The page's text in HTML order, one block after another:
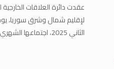
عقدت دائرة العلاقات الخارجية
الثاني 2025، اجتماعها الشهري